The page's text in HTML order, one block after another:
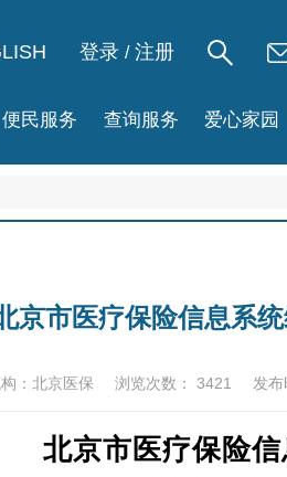
登录 / 注册
便民服务 查询服务 爱心家园
京市医疗保险信息系
：北京医保 浏览次数： 3421 发
北京市医疗保险